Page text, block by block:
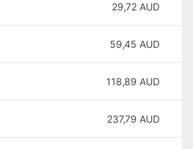
29,72 AUD
59,45 AUD
118,89 AUD
237,79 AUD